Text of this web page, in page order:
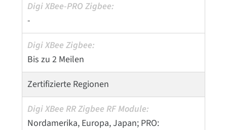
-
Bis zu 2 Meilen
Zertifizierte Regionen
Nordamerika, Europa, Japan; PRO: